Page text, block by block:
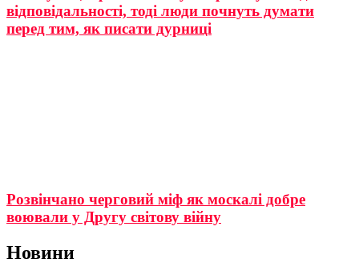
відповідальності, тоді люди почнуть думати
перед тим, як писати дурниці
Розвінчано черговий міф як москалі добре
воювали у Другу світову війну
Новини